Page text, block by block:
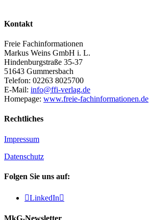
Kontakt
Freie Fachinformationen
Markus Weins GmbH i. L.
Hindenburgstraße 35-37
51643 Gummersbach
Telefon: 02263 8025700
E-Mail: info@ffi-verlag.de
Homepage: www.freie-fachinformationen.de
Rechtliches
Impressum
Datenschutz
Folgen Sie uns auf:
LinkedIn